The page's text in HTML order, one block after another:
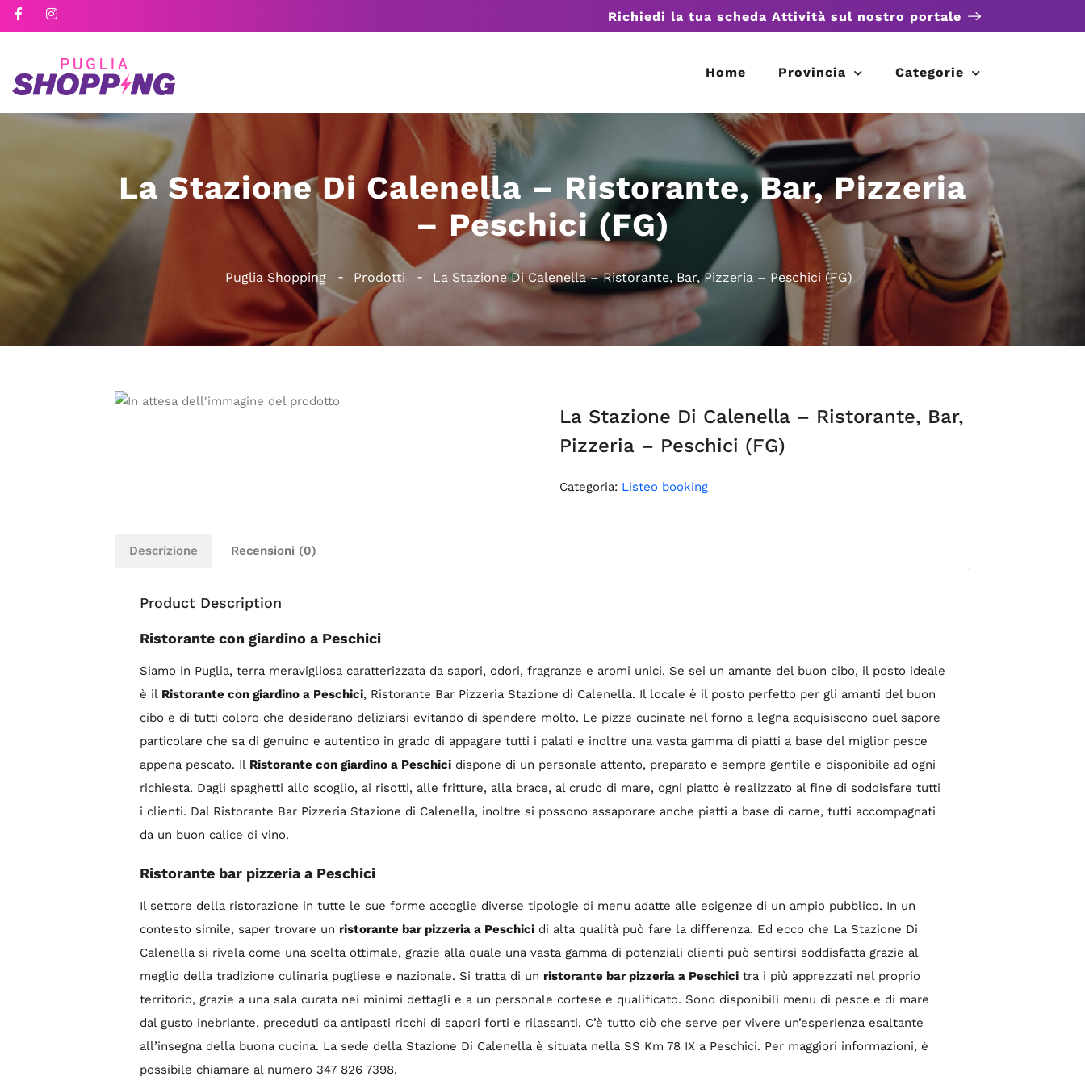
Richiedi la tua scheda Attività sul nostro portale
Home Provincia Categorie
La Stazione Di Calenella – Ristorante, Bar, Pizzeria
– Peschici (FG)
Puglia Shopping Prodotti La Stazione Di Calenella – Ristorante, Bar, Pizzeria – Peschici (FG)
La Stazione Di Calenella – Ristorante, Bar,
Pizzeria – Peschici (FG)
Categoria: Listeo booking
Descrizione Recensioni (0)
Product Description
Ristorante con giardino a Peschici
Siamo in Puglia, terra meravigliosa caratterizzata da sapori, odori, fragranze e aromi unici. Se sei un amante del buon cibo, il posto ideale
è il Ristorante con giardino a Peschici, Ristorante Bar Pizzeria Stazione di Calenella. Il locale è il posto perfetto per gli amanti del buon
cibo e di tutti coloro che desiderano deliziarsi evitando di spendere molto. Le pizze cucinate nel forno a legna acquisiscono quel sapore
particolare che sa di genuino e autentico in grado di appagare tutti i palati e inoltre una vasta gamma di piatti a base del miglior pesce
appena pescato. Il Ristorante con giardino a Peschici dispone di un personale attento, preparato e sempre gentile e disponibile ad ogni
richiesta. Dagli spaghetti allo scoglio, ai risotti, alle fritture, alla brace, al crudo di mare, ogni piatto è realizzato al fine di soddisfare tutti
i clienti. Dal Ristorante Bar Pizzeria Stazione di Calenella, inoltre si possono assaporare anche piatti a base di carne, tutti accompagnati
da un buon calice di vino.
Ristorante bar pizzeria a Peschici
Il settore della ristorazione in tutte le sue forme accoglie diverse tipologie di menu adatte alle esigenze di un ampio pubblico. In un
contesto simile, saper trovare un ristorante bar pizzeria a Peschici di alta qualità può fare la differenza. Ed ecco che La Stazione Di
Calenella si rivela come una scelta ottimale, grazie alla quale una vasta gamma di potenziali clienti può sentirsi soddisfatta grazie al
meglio della tradizione culinaria pugliese e nazionale. Si tratta di un ristorante bar pizzeria a Peschici tra i più apprezzati nel proprio
territorio, grazie a una sala curata nei minimi dettagli e a un personale cortese e qualificato. Sono disponibili menu di pesce e di mare
dal gusto inebriante, preceduti da antipasti ricchi di sapori forti e rilassanti. C’è tutto ciò che serve per vivere un’esperienza esaltante
all’insegna della buona cucina. La sede della Stazione Di Calenella è situata nella SS Km 78 IX a Peschici. Per maggiori informazioni, è
possibile chiamare al numero 347 826 7398.